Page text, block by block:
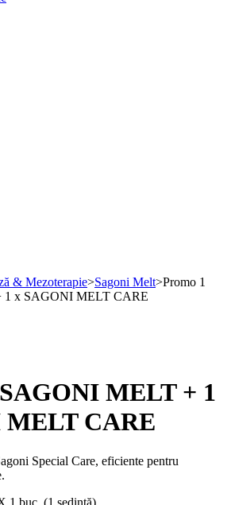
& Mezoterapie>Sagoni Melt>Promo 1
x SAGONI MELT CARE
MELT + 1
MELT CARE
Special Care, eficiente pentru
buc. (1 ședință).